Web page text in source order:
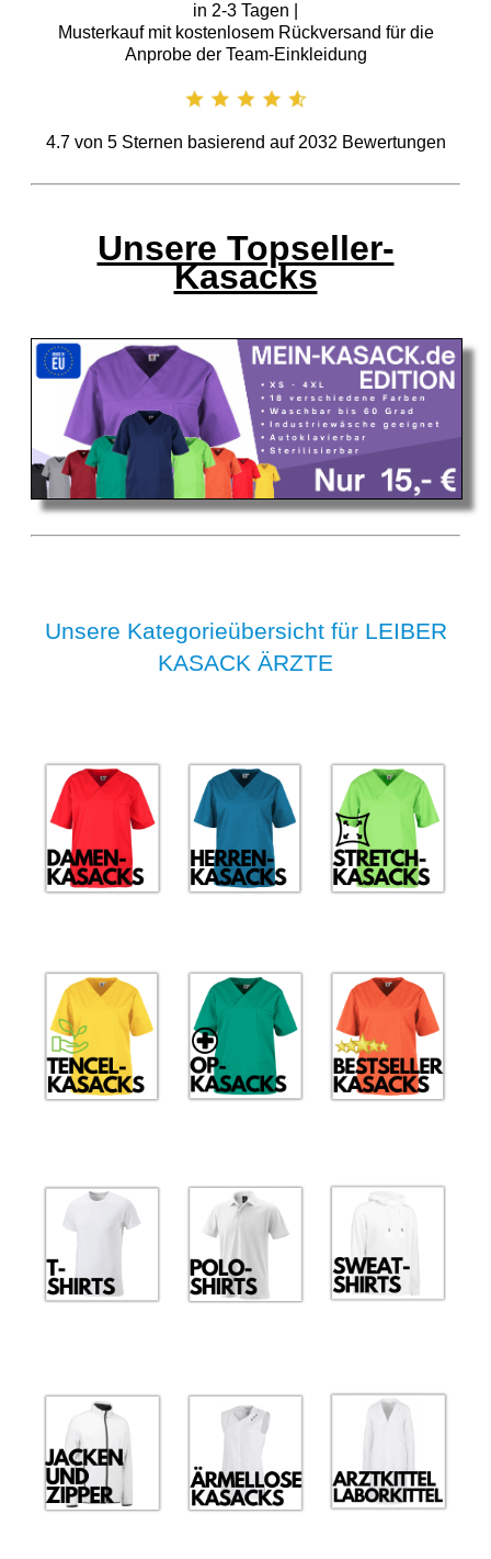
in 2-3 Tagen |
Musterkauf mit kostenlosem Rückversand für die
Anprobe der Team-Einkleidung
4.7von 5Sternen basierend auf 2032 Bewertungen
Unsere Topseller-
Kasacks
Unsere Kategorieübersicht für LEIBER
KASACK ÄRZTE